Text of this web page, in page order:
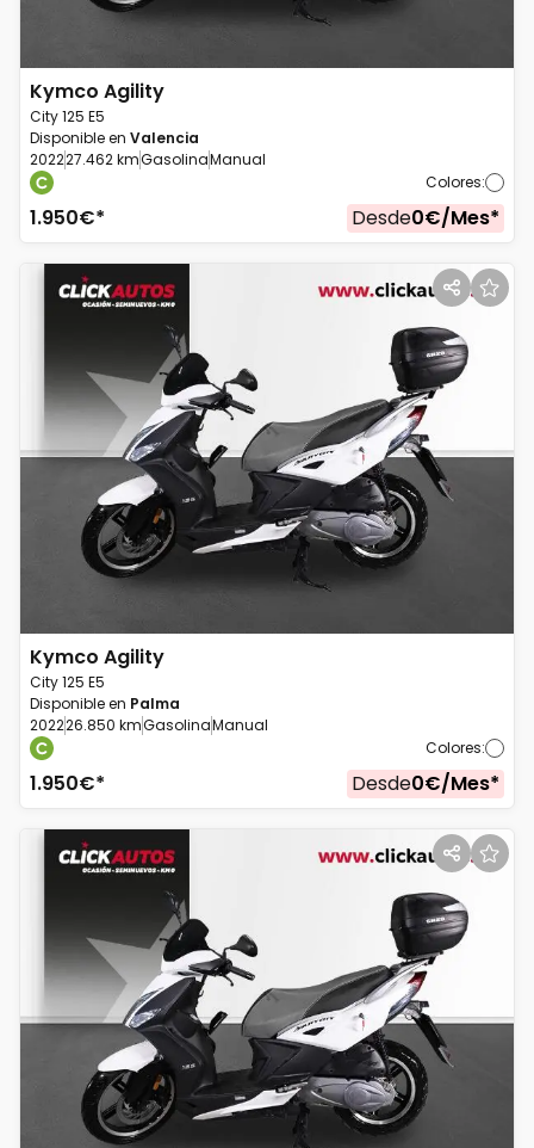
Kymco Agility
City 125 E5
Disponible en Valencia
202227.462 kmGasolinaManual
Colores:
1.950€* Desde0€/Mes*
Kymco Agility
City 125 E5
Disponible en Palma
202226.850 kmGasolinaManual
Colores:
1.950€* Desde0€/Mes*